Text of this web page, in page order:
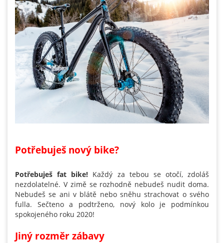
Potřebuješ nový bike?
Potřebuješ fat bike! Každý za tebou se otočí, zdoláš
nezdolatelné. V zimě se rozhodně nebudeš nudit doma.
Nebudeš se ani v blátě nebo sněhu strachovat o svého
fulla. Sečteno a podtrženo, nový kolo je podmínkou
spokojeného roku 2020!
Jiný rozměr zábavy